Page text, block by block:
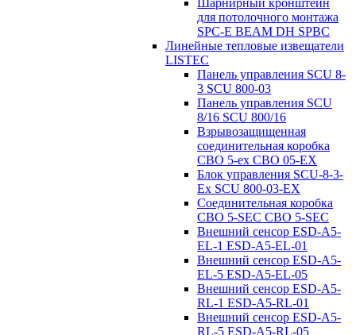
Шарнирный кронштейн
для потолочного монтажа
SPC-E BEAM DH SPBC
Линейные тепловые извещатели
LISTEC
Панель управления SCU 8-
3 SCU 800-03
Панель управления SCU
8/16 SCU 800/16
Взрывозащищенная
соединительная коробка
CBO 5-ex CBO 05-EX
Блок управления SCU-8-3-
Ex SCU 800-03-EX
Соединительная коробка
CBO 5-SEC CBO 5-SEC
Внешний сенсор ESD-A5-
EL-1 ESD-A5-EL-01
Внешний сенсор ESD-A5-
EL-5 ESD-A5-EL-05
Внешний сенсор ESD-A5-
RL-1 ESD-A5-RL-01
Внешний сенсор ESD-A5-
RL-5 ESD-A5-RL-05